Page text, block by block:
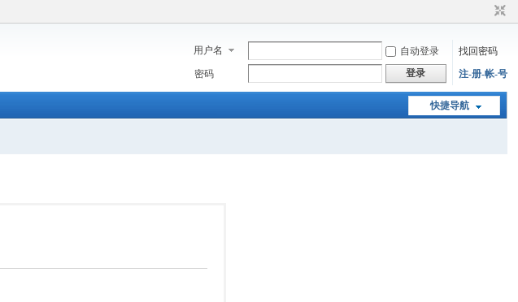
用户名 自动登录
找回密码
密码
登录 注-册-帐-号
快捷导航